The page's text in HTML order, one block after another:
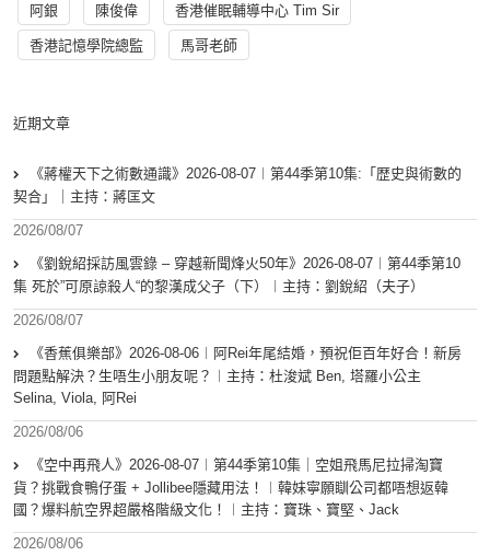
阿銀 陳俊偉 香港催眠輔導中心 Tim Sir
香港記憶學院總監 馬哥老師
近期文章
《蔣權天下之術數通識》2026-08-07︱第44季第10集:「歴史與術數的
契合」｜主持：蔣匡文
2026/08/07
《劉銳紹採訪風雲錄 – 穿越新聞烽火50年》2026-08-07︱第44季第10
集 死於”可原諒殺人“的黎漢成父子（下）︱主持：劉銳紹（夫子）
2026/08/07
《香蕉俱樂部》2026-08-06︱阿Rei年尾結婚，預祝佢百年好合！新房
問題點解決？生唔生小朋友呢？︱主持：杜浚斌 Ben, 塔羅小公主
Selina, Viola, 阿Rei
2026/08/06
《空中再飛人》2026-08-07︱第44季第10集｜空姐飛馬尼拉掃淘寶
貨？挑戰食鴨仔蛋 + Jollibee隱藏用法！︱韓妹寧願瞓公司都唔想返韓
國？爆料航空界超嚴格階級文化！︱主持：寶珠、寶堅、Jack
2026/08/06